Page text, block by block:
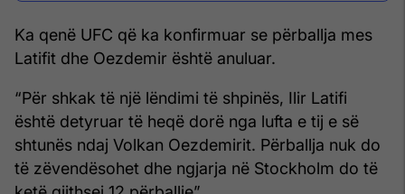
Ka qenë UFC që ka konfirmuar se përballja mes
Latifit dhe Oezdemir është anuluar.
“Për shkak të një lëndimi të shpinës, Ilir Latifi
është detyruar të heqë dorë nga lufta e tij e së
shtunës ndaj Volkan Oezdemirit. Përballja nuk do
të zëvendësohet dhe ngjarja në Stockholm do të